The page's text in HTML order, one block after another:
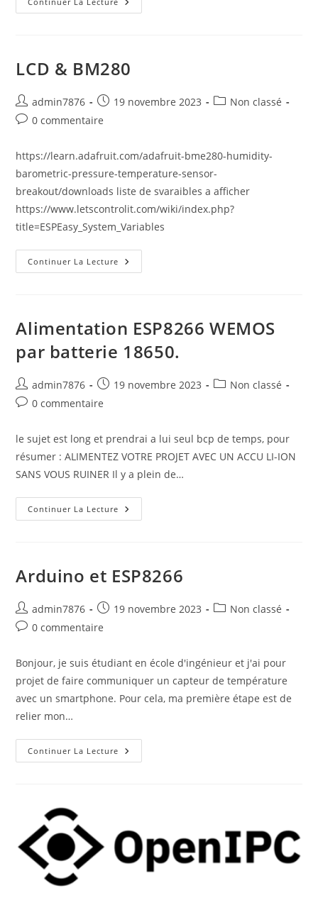
–
LCD & BM280
Auteur/autrice
de
admin7876
Publication
publiée :
19 novembre 2023
PostNon classé
Commentaires
la
publication :
0 commentaire
https://learn.adafruit.com/adafruit-bme280-humidity-
barometric-pressure-temperature-sensor-
breakout/downloads liste de svaraibles a afficher
https://www.letscontrolit.com/wiki/index.php?
title=ESPEasy_System_Variables
Continuer La Lecture LCD
&
Alimentation ESP8266 WEMOS
par batterie 18650.
Auteur/autrice
de
admin7876
Publication
publiée :
19 novembre 2023
PostNon classé
Commentaires
la
publication :
0 commentaire
le sujet est long et prendrai a lui seul bcp de temps, pour
résumer : ALIMENTEZ VOTRE PROJET AVEC UN ACCU LI-ION
SANS VOUS RUINER Il y a plein de…
Continuer La Lecture Alimentation
ESP8266
Arduino et ESP8266
Auteur/autrice
de
admin7876
Publication
publiée :
19 novembre 2023
PostNon classé
Commentaires
la
publication :
0 commentaire
Bonjour, je suis étudiant en école d'ingénieur et j'ai pour
projet de faire communiquer un capteur de température
avec un smartphone. Pour cela, ma première étape est de
relier mon…
Continuer La Lecture Arduino
Et